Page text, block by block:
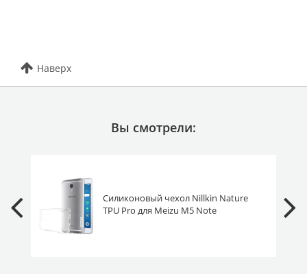
Наверх
Вы смотрели:
Силиконовый чехол Nillkin Nature
TPU Pro для Meizu M5 Note